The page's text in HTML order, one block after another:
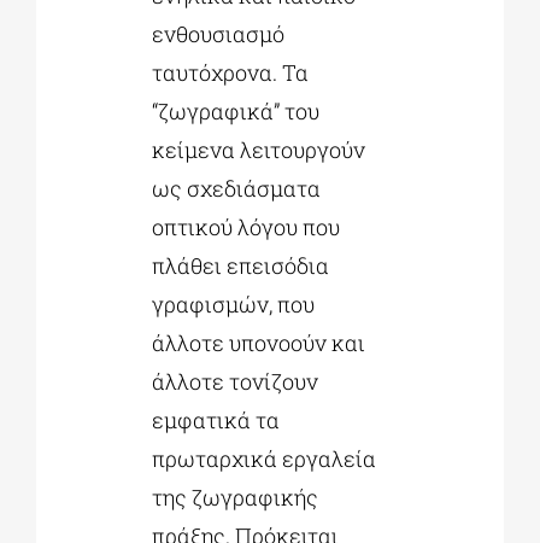
ενθουσιασμό
ταυτόχρονα. Τα
“ζωγραφικά” του
κείμενα λειτουργούν
ως σχεδιάσματα
οπτικού λόγου που
πλάθει επεισόδια
γραφισμών, που
άλλοτε υπονοούν και
άλλοτε τονίζουν
εμφατικά τα
πρωταρχικά εργαλεία
της ζωγραφικής
πράξης. Πρόκειται